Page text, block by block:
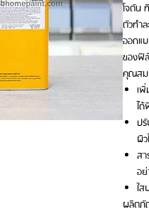
โจตัน
ตัวทำ
ออกแ
ของฟิ
คุณสม
เ
ไ
ป
ผิ
ส
อ
ใ
ผลิตภั